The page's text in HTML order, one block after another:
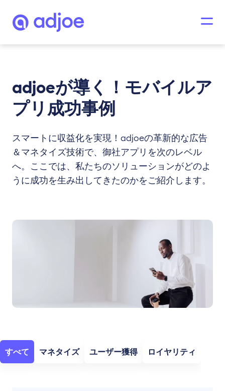
adjoeが導く！モバイルア
プリ成功事例
スマートに収益化を実現！adjoeの革新的な広告
＆マネタイズ技術で、御社アプリを次のレベル
へ。ここでは、私たちのソリューションがどのよ
うに成功を生み出してきたのかをご紹介します。
すべて マネタイズ ユーザー獲得 ロイヤリティ